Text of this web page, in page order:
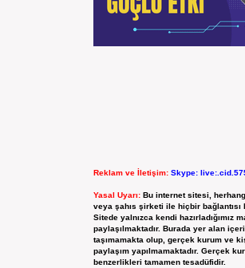
Reklam ve İletişim: Skype:
Yasal Uyarı: Bu internet sitesi,
veya şahıs şirketi ile hiçbir bağlantısı
Sitede yalnızca kendi hazırladığımız
paylaşılmaktadır. Burada yer alan
taşımamakta olup, gerçek kurum ve
paylaşım yapılmamaktadır. Gerçek
benzerlikleri tamamen tesadüfidir.